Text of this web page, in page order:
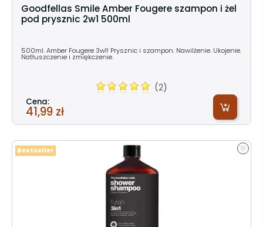
Goodfellas Smile Amber Fougere szampon i żel
pod prysznic 2w1 500ml
500ml. Amber Fougere 3w1! Prysznic i szampon. Nawilżenie. Ukojenie.
Natłuszczenie i zmiękczenie.
(2)
Cena:
41,99 zł
Bestseller